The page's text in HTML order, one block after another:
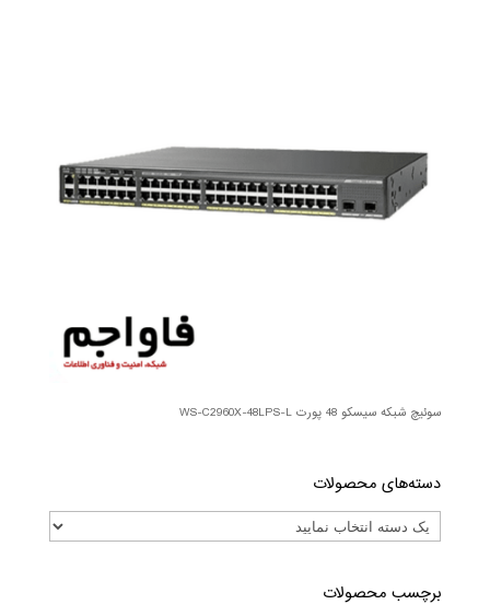
سوئیچ شبکه سیسکو 48 پورت WS-C2960X-48LPS-L
دسته‌های محصولات
برچسب محصولات